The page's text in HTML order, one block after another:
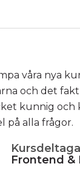
våra nya
och det
kunnig och
på alla frågor.
Frontend &